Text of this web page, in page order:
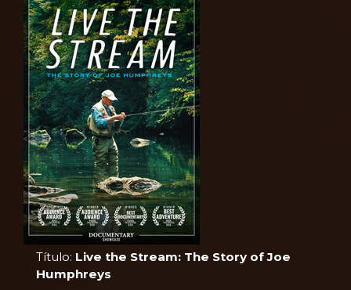
Título: Live the Stream: The Story of Joe
Humphreys